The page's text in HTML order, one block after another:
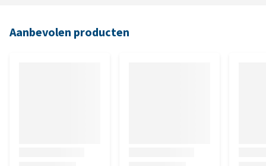
Aanbevolen producten